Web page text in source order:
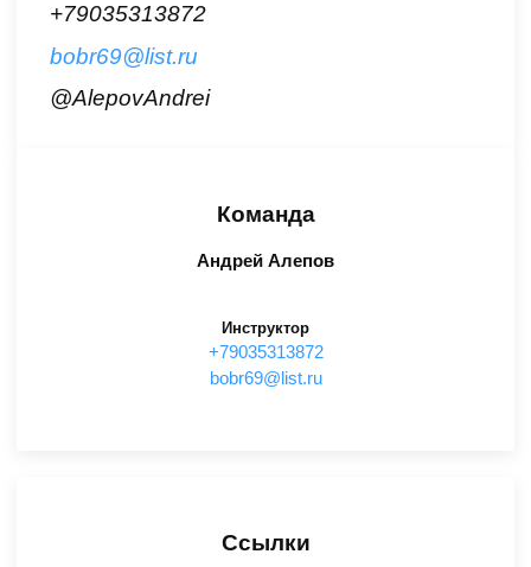
+79035313872
bobr69@list.ru
@AlepovAndrei
Команда
Андрей Алепов
Инструктор
+79035313872
ur.tsil@96rbob
Ссылки